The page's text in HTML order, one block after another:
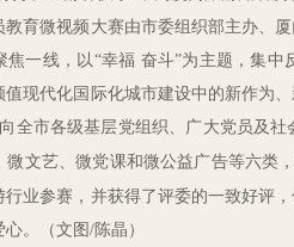
教育微视频大赛由市委组织部主办、
焦一线，以“幸福 奋斗”为主题，集
值现代化国际化城市建设中的新作为
全市各级基层党组织、广大党员及
微文艺、微党课和微公益广告等六类
行业参赛，并获得了评委的一致好评
。（文图/陈晶）